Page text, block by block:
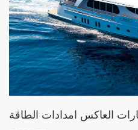
العاكس امدادات الطاقة